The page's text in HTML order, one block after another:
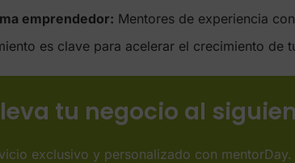
emprendedor: Mentores de experiencia
es clave para acelerar el crecimiento de
tu negocio al
exclusivo y personalizado con mentorDay.